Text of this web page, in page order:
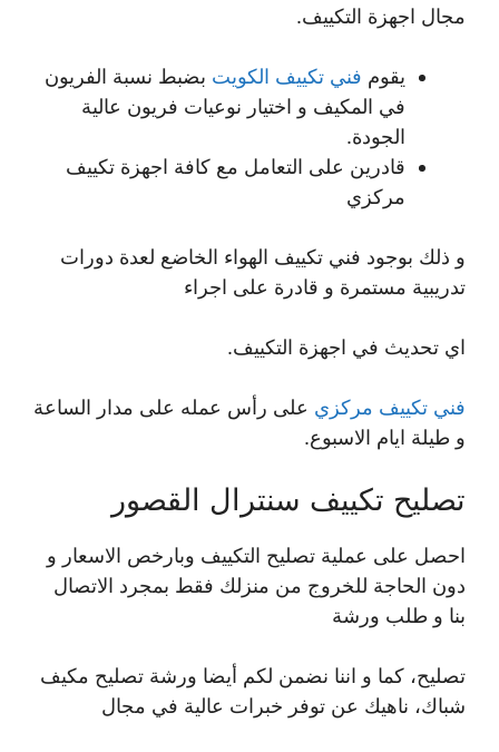
مجال اجهزة التكييف.
يقوم فني تكييف الكويت بضبط نسبة الفريون
في المكيف و اختيار نوعيات فريون عالية
الجودة.
قادرين على التعامل مع كافة اجهزة تكييف
مركزي
و ذلك بوجود فني تكييف الهواء الخاضع لعدة دورات
تدريبية مستمرة و قادرة على اجراء
اي تحديث في اجهزة التكييف.
فني تكييف مركزي على رأس عمله على مدار الساعة
و طيلة ايام الاسبوع.
تصليح تكييف سنترال القصور
احصل على عملية تصليح التكييف وبارخص الاسعار و
دون الحاجة للخروج من منزلك فقط بمجرد الاتصال
بنا و طلب ورشة
تصليح، كما و اننا نضمن لكم أيضا ورشة تصليح مكيف
شباك، ناهيك عن توفر خبرات عالية في مجال